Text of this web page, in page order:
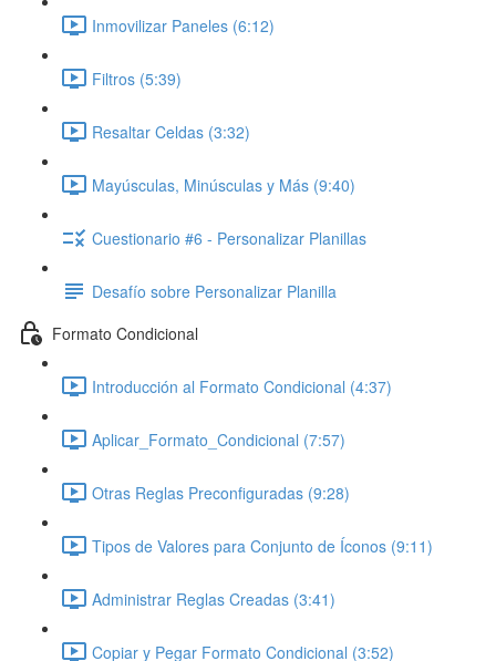
Inmovilizar Paneles (6:12)
Filtros (5:39)
Resaltar Celdas (3:32)
Mayúsculas, Minúsculas y Más (9:40)
Cuestionario #6 - Personalizar Planillas
Desafío sobre Personalizar Planilla
Formato Condicional
Introducción al Formato Condicional (4:37)
Aplicar_Formato_Condicional (7:57)
Otras Reglas Preconfiguradas (9:28)
Tipos de Valores para Conjunto de Íconos (9:11)
Administrar Reglas Creadas (3:41)
Copiar y Pegar Formato Condicional (3:52)